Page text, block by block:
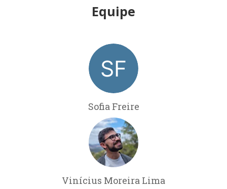
Equipe
Sofia Freire
Vinícius Moreira Lima